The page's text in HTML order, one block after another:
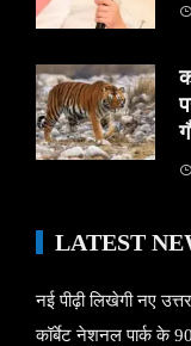
LATEST
नई पीढ़ी लिखेगी नए
कॉर्बेट नेशनल पार्क के